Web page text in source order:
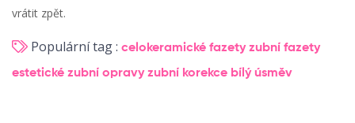
vrátit zpět.
Populární tag : celokeramické fazety zubní fazety
estetické zubní opravy zubní korekce bílý úsměv